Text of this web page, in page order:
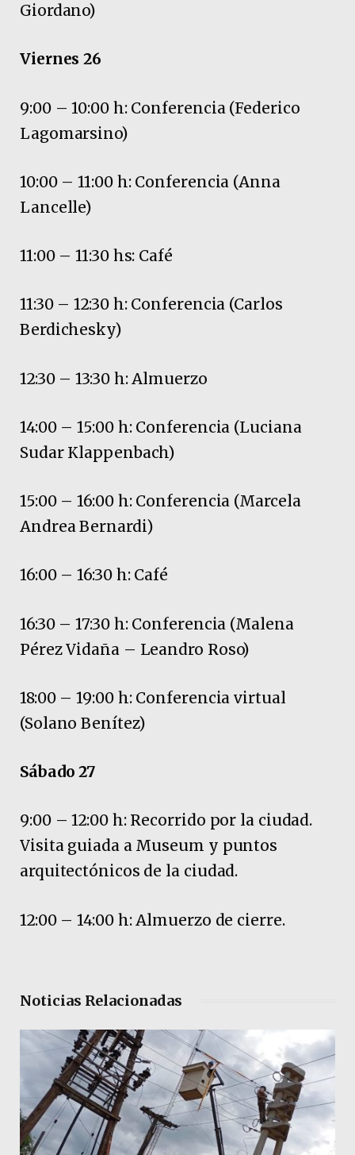
Giordano)
Viernes 26
9:00 – 10:00 h: Conferencia (Federico
Lagomarsino)
10:00 – 11:00 h: Conferencia (Anna
Lancelle)
11:00 – 11:30 hs: Café
11:30 – 12:30 h: Conferencia (Carlos
Berdichesky)
12:30 – 13:30 h: Almuerzo
14:00 – 15:00 h: Conferencia (Luciana
Sudar Klappenbach)
15:00 – 16:00 h: Conferencia (Marcela
Andrea Bernardi)
16:00 – 16:30 h: Café
16:30 – 17:30 h: Conferencia (Malena
Pérez Vidaña – Leandro Roso)
18:00 – 19:00 h: Conferencia virtual
(Solano Benítez)
Sábado 27
9:00 – 12:00 h: Recorrido por la ciudad.
Visita guiada a Museum y puntos
arquitectónicos de la ciudad.
12:00 – 14:00 h: Almuerzo de cierre.
Noticias Relacionadas